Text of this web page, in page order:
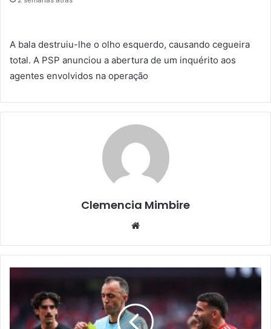
A bala destruiu-lhe o olho esquerdo, causando cegueira
total. A PSP anunciou a abertura de um inquérito aos
agentes envolvidos na operação
Clemencia Mimbire
Website